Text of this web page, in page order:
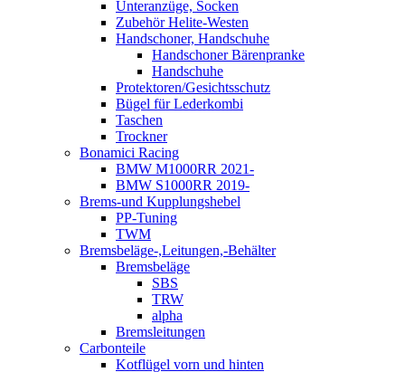
Unteranzüge, Socken
Zubehör Helite-Westen
Handschoner, Handschuhe
Handschoner Bärenpranke
Handschuhe
Protektoren/Gesichtsschutz
Bügel für Lederkombi
Taschen
Trockner
Bonamici Racing
BMW M1000RR 2021-
BMW S1000RR 2019-
Brems-und Kupplungshebel
PP-Tuning
TWM
Bremsbeläge-,Leitungen,-Behälter
Bremsbeläge
SBS
TRW
alpha
Bremsleitungen
Carbonteile
Kotflügel vorn und hinten